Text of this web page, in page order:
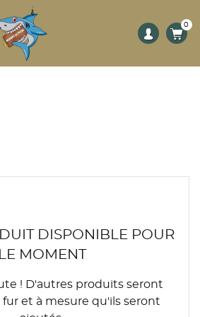
0
DISPONIBLE POUR
LE MOMENT
! D'autres produits seront
fur et à mesure qu'ils seront